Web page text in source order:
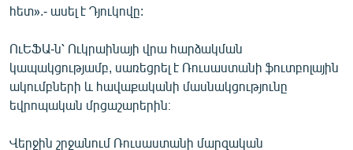
հետ».- ասել է Դյուկովը:
ՈւԵՖԱ-ն՝ Ուկրաինայի վրա հարձակման
կապակցությամբ, սառեցրել է Ռուսաստանի ֆուտբոլային
ակումբների և հավաքականի մասնակցությունը
եվրոպական մրցաշարերին։
Վերջին շրջանում Ռուսաստանի մարզական